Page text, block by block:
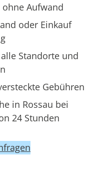
Aufwand
oder Einkauf
Standorte und
Gebühren
in Rossau bei
24 Stunden